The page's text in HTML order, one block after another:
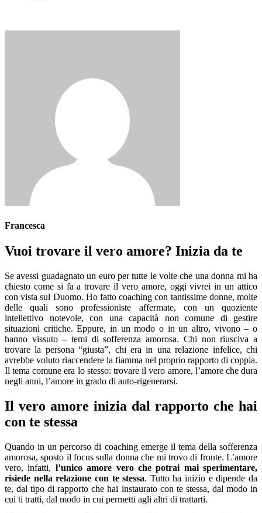
Francesca
Vuoi trovare il vero amore? Inizia da te
Se avessi guadagnato un euro per tutte le volte che una donna mi ha
chiesto come si fa a trovare il vero amore, oggi vivrei in un attico
con vista sul Duomo. Ho fatto coaching con tantissime donne, molte
delle quali sono professioniste affermate, con un quoziente
intellettivo notevole, con una capacità non comune di gestire
situazioni critiche. Eppure, in un modo o in un altro, vivono – o
hanno vissuto – temi di sofferenza amorosa. Chi non riusciva a
trovare la persona “giusta”, chi era in una relazione infelice, chi
avrebbe voluto riaccendere la fiamma nel proprio rapporto di coppia.
Il tema comune era lo stesso: trovare il vero amore, l’amore che dura
negli anni, l’amore in grado di auto-rigenerarsi.
Il vero amore inizia dal rapporto che hai
con te stessa
Quando in un percorso di coaching emerge il tema della sofferenza
amorosa, sposto il focus sulla donna che mi trovo di fronte. L’amore
vero, infatti, l’unico amore vero che potrai mai sperimentare,
risiede nella relazione con te stessa. Tutto ha inizio e dipende da
te, dal tipo di rapporto che hai instaurato con te stessa, dal modo in
cui ti tratti, dal modo in cui permetti agli altri di trattarti.